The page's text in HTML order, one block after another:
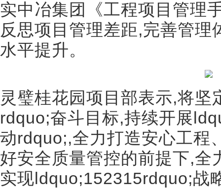
实中冶集团《工程项目管理
反思项目管理差距,完善管
水平提升。
灵璧桂花园项目部表示,将
rdquo;奋斗目标,持续开展
动rdquo;,全力打造安心工程
好安全质量管控的前提下,全
实现ldquo;152315rdquo;战